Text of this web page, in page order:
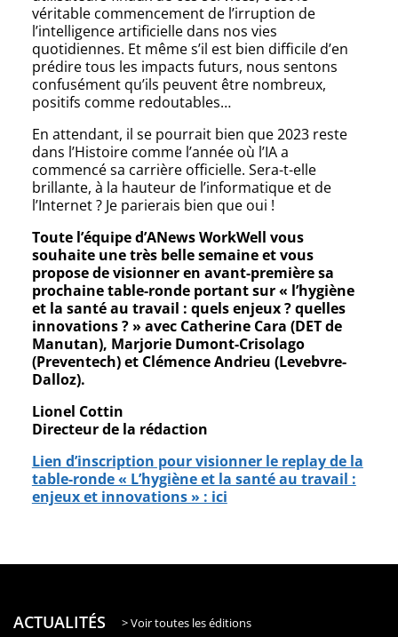
véritable commencement de l’irruption de
l’intelligence artificielle dans nos vies
quotidiennes. Et même s’il est bien difficile d’en
prédire tous les impacts futurs, nous sentons
confusément qu’ils peuvent être nombreux,
positifs comme redoutables…
En attendant, il se pourrait bien que 2023 reste
dans l’Histoire comme l’année où l’IA a
commencé sa carrière officielle. Sera-t-elle
brillante, à la hauteur de l’informatique et de
l’Internet ? Je parierais bien que oui !
Toute l’équipe d’ANews WorkWell vous
souhaite une très belle semaine et vous
propose de visionner en avant-première sa
prochaine table-ronde portant sur « l’hygiène
et la santé au travail : quels enjeux ? quelles
innovations ? » avec Catherine Cara (DET de
Manutan), Marjorie Dumont-Crisolago
(Preventech) et Clémence Andrieu (Levebvre-
Dalloz).
Lionel Cottin
Directeur de la rédaction
Lien d’inscription pour visionner le replay de la
table-ronde « L’hygiène et la santé au travail :
enjeux et innovations » : ici
ACTUALITÉS > Voir toutes les éditions